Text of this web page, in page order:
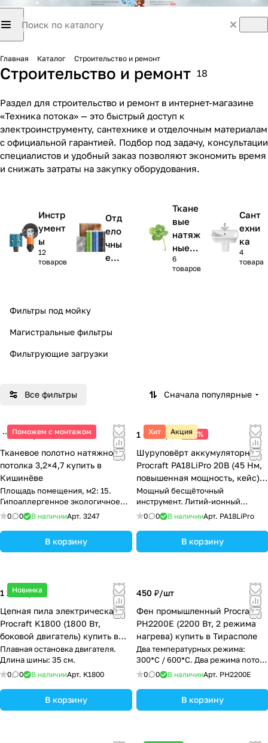
Главная Каталог Строительство и ремонт
Строительство и ремонт 18
Раздел для строительство и ремонт в интернет-магазине
«Техника потока» — это быстрый доступ к
электроинструменту, сантехнике и отделочным материалам
с официальной гарантией. Подбор под задачу, консультации
специалистов и удобный заказ позволяют экономить время
и снижать затраты на закупку оборудования.
Инстр
умент
ы
12
товаров
Отд
ело
чны
е
Ткане
вые
натяж
ные
потол
ки
6
товаров
Сант
ехни
ка
4
товара
Фильтры под мойку
Магистральные фильтры
Фильтрующие загрузки
Все фильтры Сначала популярные
Поможем с монтажом
827 ₽/шт
Тканевое полотно натяжного
потолка 3,2×4,7 купить в
Кишинёве
Площадь помещения, м2: 15.
Гипоаллергенное экологичное
полотно.
0 0 В наличииАрт. 3247
В корзину
Хит Акция
1 020 ₽/ шт -20%
Шуруповёрт аккумуляторный
Procraft PA18LiPro 20В (45 Нм,
повышенная мощность, кейс)
купить в Тирасполе
Мощный бесщёточный
инструмент. Литий-ионный
аккумулятор без эффекта памяти.
Прочный кейс.
0 0 В наличииАрт. PA18LiPro
В корзину
Новинка
1 250 ₽/шт
Цепная пила электрическая
Procraft K1800 (1800 Вт,
боковой двигатель) купить в
Тирасполе
Плавная остановка двигателя.
Длина шины: 35 см.
0 0 В наличииАрт. K1800
В корзину
450 ₽/шт
Фен промышленный Procraft
PH2200E (2200 Вт, 2 режима
нагрева) купить в Тирасполе
Два температурных режима:
300*С / 600*С. Два режима потока
воздуха: 500/650 л/мин
0 0 В наличииАрт. PH2200E
В корзину